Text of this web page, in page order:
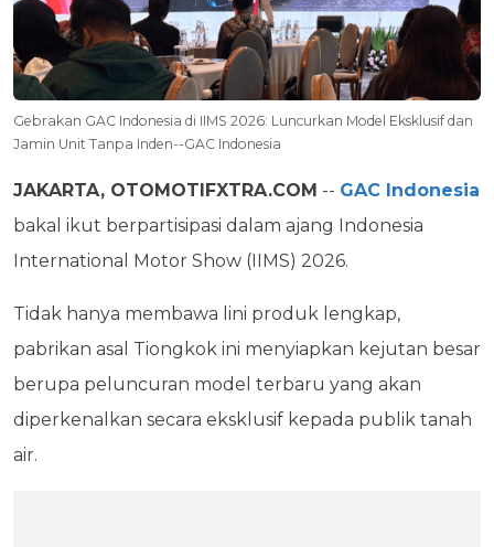
Gebrakan GAC Indonesia di IIMS 2026: Luncurkan Model Eksklusif dan
Jamin Unit Tanpa Inden--GAC Indonesia
JAKARTA, OTOMOTIFXTRA.COM -- GAC Indonesia
bakal ikut berpartisipasi dalam ajang Indonesia
International Motor Show (IIMS) 2026.
Tidak hanya membawa lini produk lengkap,
pabrikan asal Tiongkok ini menyiapkan kejutan besar
berupa peluncuran model terbaru yang akan
diperkenalkan secara eksklusif kepada publik tanah
air.